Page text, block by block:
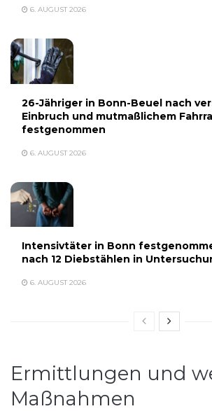
6. AUGUST 2026
26-Jähriger in Bonn-Beuel nach
Einbruch und mutmaßlichem
festgenommen
6. AUGUST 2026
Intensivtäter in Bonn
nach 12 Diebstählen in
6. AUGUST 2026
Ermittlungen und
Maßnahmen